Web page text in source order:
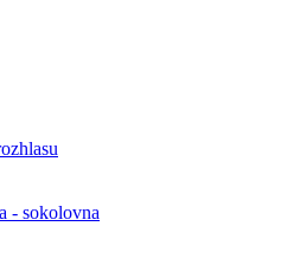
- sokolovna